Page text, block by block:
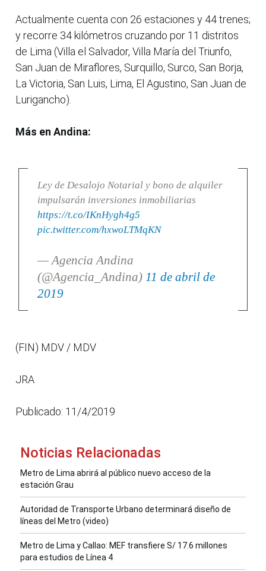
Actualmente cuenta con 26 estaciones y 44 trenes;
y recorre 34 kilómetros cruzando por 11 distritos
de Lima (Villa el Salvador, Villa María del Triunfo,
San Juan de Miraflores, Surquillo, Surco, San Borja,
La Victoria, San Luis, Lima, El Agustino, San Juan de
Lurigancho).
Más en Andina:
Ley de Desalojo Notarial y bono de alquiler
impulsarán inversiones inmobiliarias
https://t.co/IKnHygh4g5
pic.twitter.com/hxwoLTMqKN
— Agencia Andina
(@Agencia_Andina) 11 de abril de
2019
(FIN) MDV / MDV
JRA
Publicado: 11/4/2019
Noticias Relacionadas
Metro de Lima abrirá al público nuevo acceso de la
estación Grau
Autoridad de Transporte Urbano determinará diseño de
líneas del Metro (video)
Metro de Lima y Callao: MEF transfiere S/ 17.6 millones
para estudios de Línea 4